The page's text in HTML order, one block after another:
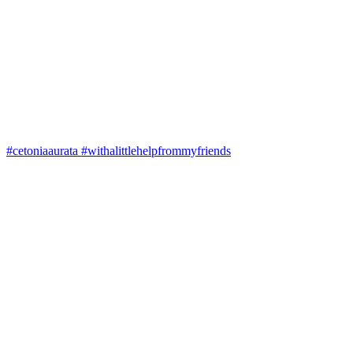
#cetoniaaurata #withalittlehelpfrommyfriends